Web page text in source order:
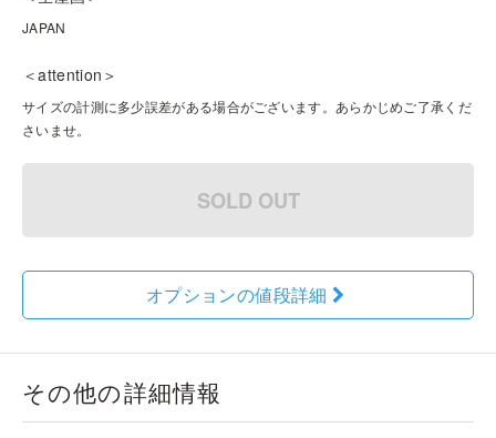
JAPAN
＜attention＞
サイズの計測に多少誤差がある場合がございます。あらかじめご了承くだ
さいませ。
SOLD OUT
オプションの値段詳細
その他の詳細情報